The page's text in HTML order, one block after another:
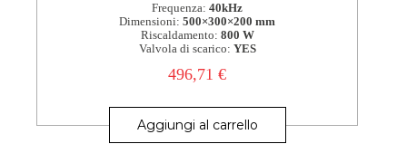
Frequenza: 40kHz
Dimensioni: 500×300×200 mm
Riscaldamento: 800 W
Valvola di scarico: YES
496,71€
Aggiungi al carrello